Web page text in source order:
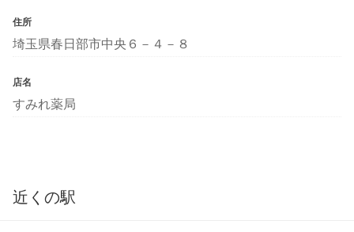
住所
埼玉県春日部市中央６－４－８
店名
すみれ薬局
近くの駅